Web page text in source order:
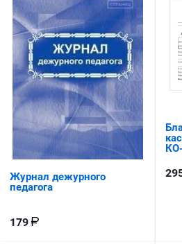
Журнал дежурного
педагога
179